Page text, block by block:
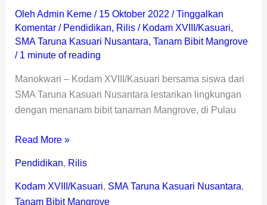
Oleh Admin Keme / 15 Oktober 2022 /Tinggalkan
Komentar / Pendidikan, Rilis/ Kodam XVIII/Kasuari,
SMA Taruna Kasuari Nusantara, Tanam Bibit Mangrove
/ 1 minute of reading
Manokwari – Kodam XVIII/Kasuari bersama siswa dari
SMA Taruna Kasuari Nusantara lestarikan lingkungan
dengan menanam bibit tanaman Mangrove, di Pulau
Read More »
Pendidikan, Rilis
Kodam XVIII/Kasuari, SMA Taruna Kasuari Nusantara,
Tanam Bibit Mangrove